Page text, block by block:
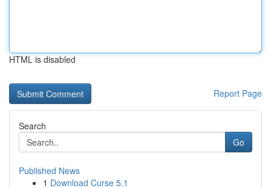
HTML is disabled
Report Page
Search
Go
Published News
1 Download Curse 5.1